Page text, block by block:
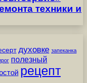
техники и
духовке запеканка
полезный
рецепт